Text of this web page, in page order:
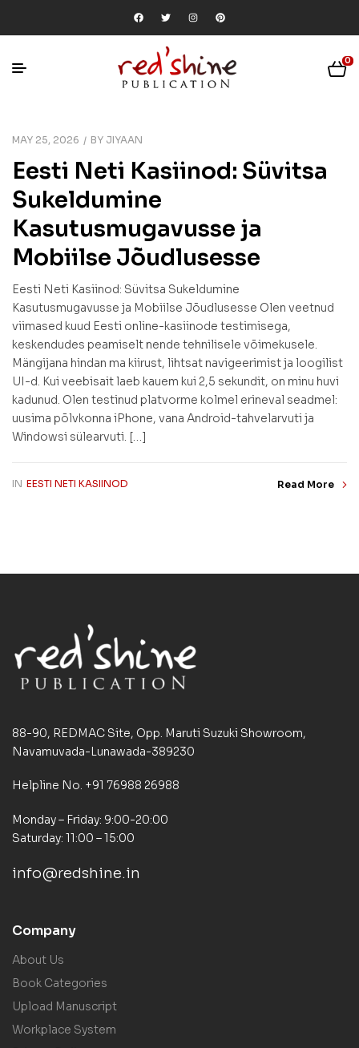
0
MAY 25, 2026 BY JIYAAN
Eesti Neti Kasiinod: Süvitsa
Sukeldumine
Kasutusmugavusse ja
Mobiilse Jõudlusesse
Eesti Neti Kasiinod: Süvitsa Sukeldumine
Kasutusmugavusse ja Mobiilse Jõudlusesse Olen veetnud
viimased kuud Eesti online-kasiinode testimisega,
keskendudes peamiselt nende tehnilisele võimekusele.
Mängijana hindan ma kiirust, lihtsat navigeerimist ja loogilist
UI-d. Kui veebisait laeb kauem kui 2,5 sekundit, on minu huvi
kadunud. Olen testinud platvorme kolmel erineval seadmel:
uusima põlvkonna iPhone, vana Android-tahvelarvuti ja
Windowsi sülearvuti. […]
IN EESTI NETI KASIINOD Read More
88-90, REDMAC Site, Opp. Maruti Suzuki Showroom,
Navamuvada-Lunawada-389230
Helpline No. +91 76988 26988
Monday – Friday: 9:00-20:00
Saturday: 11:00 – 15:00
info@redshine.in
Company
About Us
Book Categories
Upload Manuscript
Workplace System